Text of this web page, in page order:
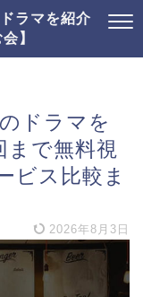
ラマを紹介
】
ドラマを
まで無料視
ビス比較ま
2026年8月3日